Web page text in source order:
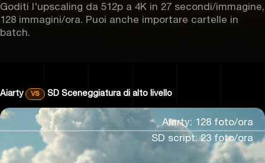
Goditi l'upscaling da 512p a 4K in 27 secondi/immagine,
128 immagini/ora. Puoi anche importare cartelle in
batch.
Aiarty vs SD Sceneggiatura di alto livello
Aiarty: 128 foto/ora
SD script: 23 foto/ora